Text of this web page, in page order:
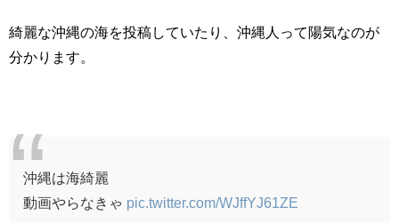
綺麗な沖縄の海を投稿していたり、沖縄人って陽気なのが
分かります。
沖縄は海綺麗
動画やらなきゃ pic.twitter.com/WJffYJ61ZE